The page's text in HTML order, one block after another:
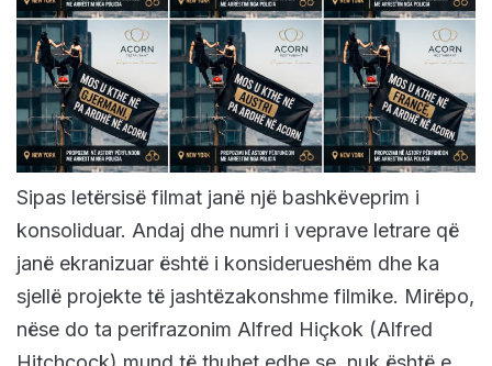
Sipas letërsisë filmat janë një bashkëveprim i
konsoliduar. Andaj dhe numri i veprave letrare që
janë ekranizuar është i konsiderueshëm dhe ka
sjellë projekte të jashtëzakonshme filmike. Mirëpo,
nëse do ta perifrazonim Alfred Hiçkok (Alfred